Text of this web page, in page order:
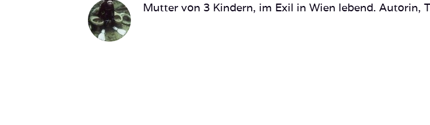
Mutter von 3 Kindern, im Exil in Wien lebend. Autorin,